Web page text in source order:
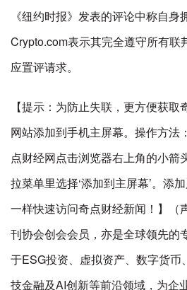
《纽约时报》发表的评论中称自身
Crypto.com表示其完全遵守所有联
应置评请求。
【提示：为防止失联，更方便获
网站添加到手机主屏幕。操作方法
点财经网点击浏览器右上角的小箭
拉菜单里选择‘添加到主屏幕’。添
一样快速访问奇点财经新闻！】（
刊协会创会会员，亦是全球领先的
于ESG投资、虚拟资产、数字货币
技金融及AI创新等前沿领域，为企